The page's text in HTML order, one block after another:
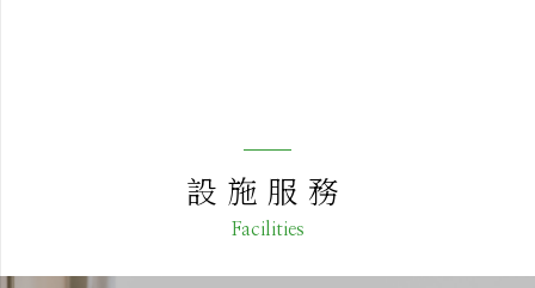
設施服務
Facilities